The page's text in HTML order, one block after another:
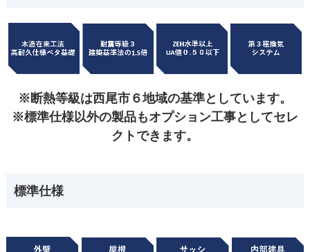
※断熱等級は西尾市６地域の基準としています。
※標準仕様以外の製品もオプション工事としてセレ
クトできます。
標準仕様